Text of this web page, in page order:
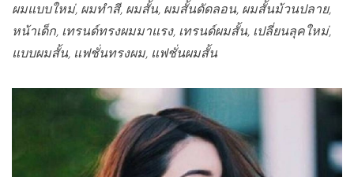
ผมแบบใหม่, ผมทำสี, ผมสั้น, ผมสั้นดัดลอน, ผมสั้นม้วนปลาย,
หน้าเด็ก, เทรนด์ทรงผมมาแรง, เทรนด์ผมสั้น, เปลี่ยนลุคใหม่,
แบบผมสั้น, แฟชั่นทรงผม, แฟชั่นผมสั้น